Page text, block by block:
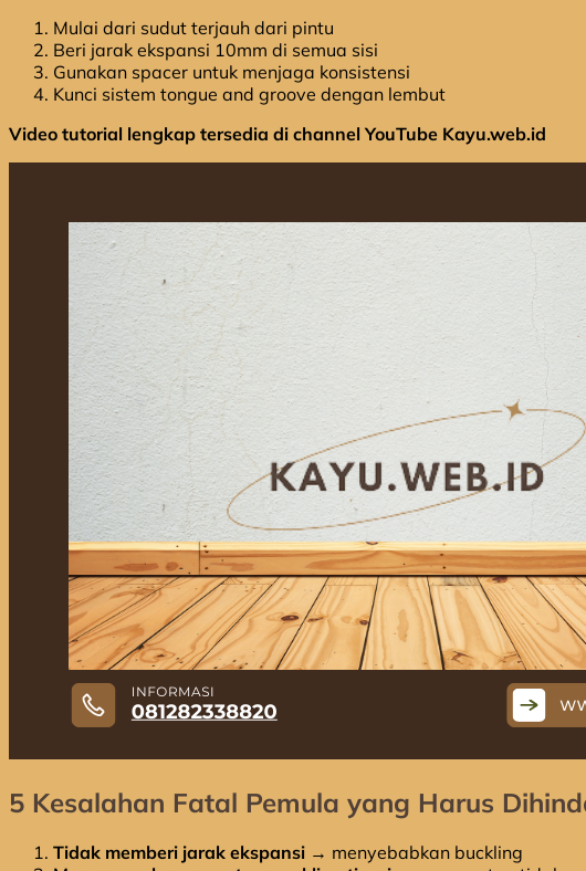
Mulai dari sudut terjauh dari pintu
Beri jarak ekspansi 10mm di semua sisi
Gunakan spacer untuk menjaga konsistensi
Kunci sistem tongue and groove dengan lembut
Video tutorial lengkap tersedia di channel YouTube Kayu.web.id
5 Kesalahan Fatal Pemula yang Harus
Tidak memberi jarak ekspansi → menyebabkan buckling